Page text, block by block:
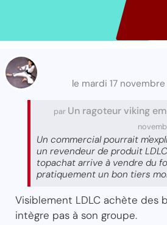
le mardi 17
par Un ragoteur viking
Un commercial pourrait
un revendeur de produit
topachat arrive à vendre du
pratiquement un bon tiers
Visiblement LDLC achète des
intègre pas à son groupe.